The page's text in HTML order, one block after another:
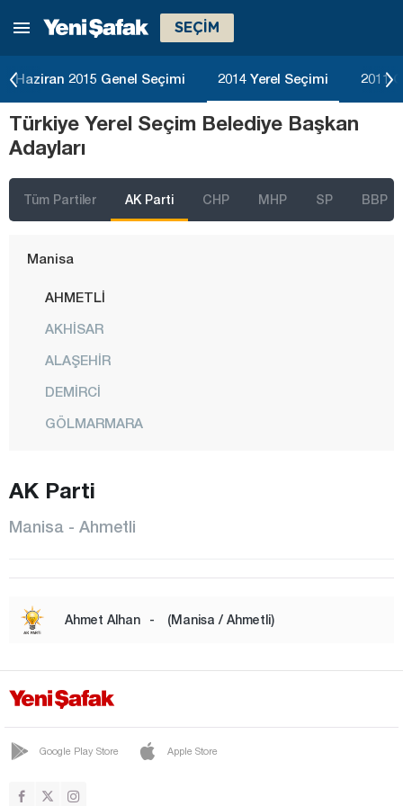
SEÇİM
Haziran 2015 Genel Seçimi 2014 Yerel Seçimi 2011
Türkiye Yerel Seçim Belediye Başkan
Adayları
Tüm Partiler AK Parti CHP MHP SP BBP
Kırklareli
Kocaeli
Konya
Malatya
Manisa
AHMETLİ
AKHİSAR
ALAŞEHİR
DEMİRCİ
GÖLMARMARA
KIRKAĞAÇ
KÖPRÜBAŞI
SALİHLİ
SARIGÖL
SELENDİ
SOMA
YUNUSEMRE
AK Parti
Manisa - Ahmetli
Ahmet Alhan - (Manisa / Ahmetli)
Google Play Store Apple Store